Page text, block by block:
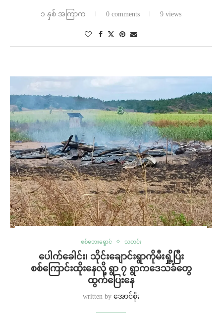
၁ နှစ် အကြာက 0 comments 9 views
စစ်ဘေးရှောင် သတင်း
ပေါက်ခေါင်း၊ သိုင်းချောင်းရွာကိုမီးရှို့ပြီး
စစ်ကြောင်းထိုးနေလို့ ရွာ ၇ ရွာကဒေသခံတွေ
ထွက်ပြေးနေ
written by အောင်စိုး